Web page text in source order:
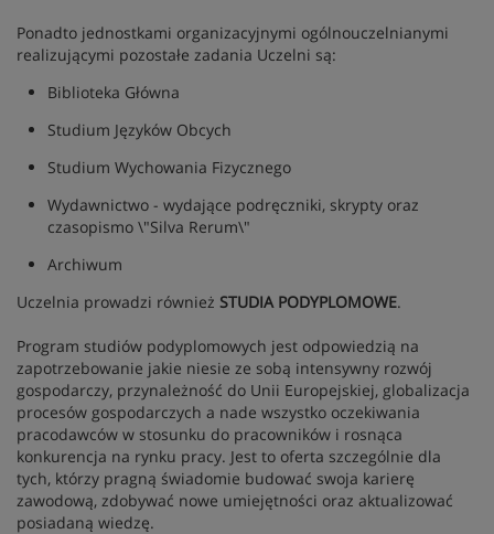
Ponadto jednostkami organizacyjnymi ogólnouczelnianymi
realizującymi pozostałe zadania Uczelni są:
Biblioteka Główna
Studium Języków Obcych
Studium Wychowania Fizycznego
Wydawnictwo - wydające podręczniki, skrypty oraz
czasopismo \"Silva Rerum\"
Archiwum
Uczelnia prowadzi również STUDIA PODYPLOMOWE.
Program studiów podyplomowych jest odpowiedzią na
zapotrzebowanie jakie niesie ze sobą intensywny rozwój
gospodarczy, przynależność do Unii Europejskiej, globalizacja
procesów gospodarczych a nade wszystko oczekiwania
pracodawców w stosunku do pracowników i rosnąca
konkurencja na rynku pracy. Jest to oferta szczególnie dla
tych, którzy pragną świadomie budować swoja karierę
zawodową, zdobywać nowe umiejętności oraz aktualizować
posiadaną wiedzę.